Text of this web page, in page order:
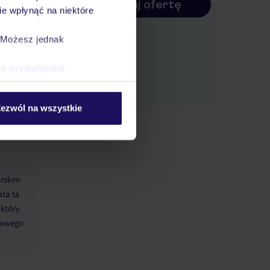
wpłynąć na niektóre
jednak
prywatności
na wszystkie
ta
który
Konfiguruj ofertę